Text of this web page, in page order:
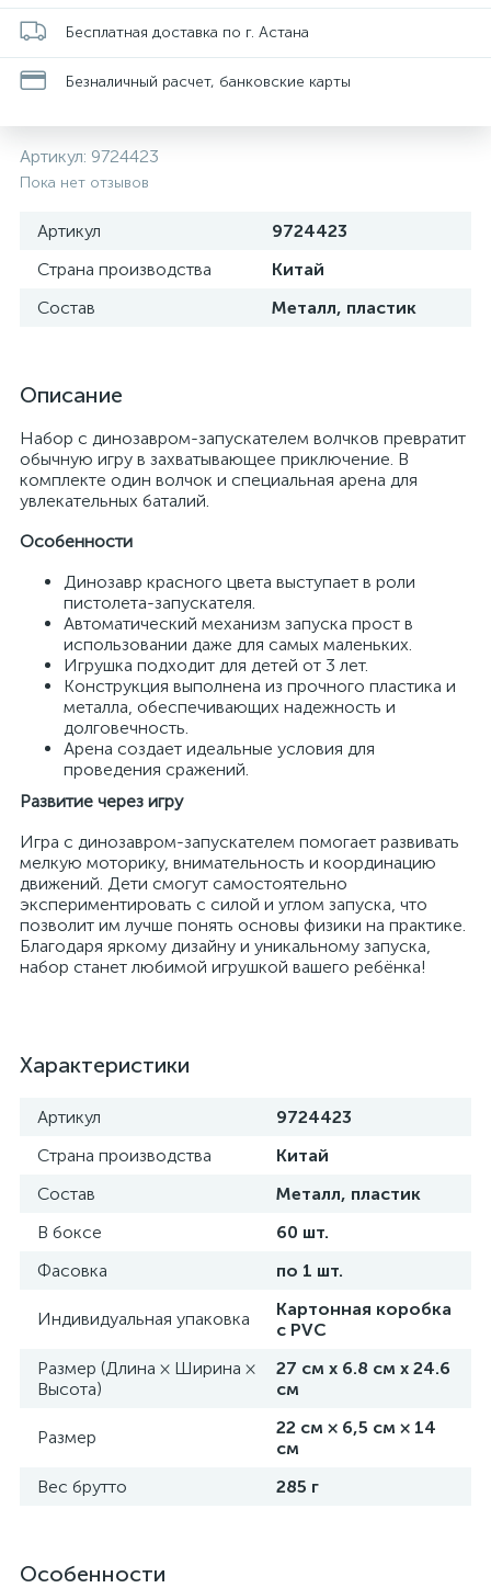
Бесплатная доставка по г. Астана
Безналичный расчет, банковские карты
Артикул: 9724423
Пока нет отзывов
Артикул
9724423
Страна производства
Китай
Состав
Металл, пластик
Описание
Набор с динозавром-запускателем волчков превратит
обычную игру в захватывающее приключение. В
комплекте один волчок и специальная арена для
увлекательных баталий.
Особенности
Динозавр красного цвета выступает в роли
пистолета-запускателя.
Автоматический механизм запуска прост в
использовании даже для самых маленьких.
Игрушка подходит для детей от 3 лет.
Конструкция выполнена из прочного пластика и
металла, обеспечивающих надежность и
долговечность.
Арена создает идеальные условия для
проведения сражений.
Развитие через игру
Игра с динозавром-запускателем помогает развивать
мелкую моторику, внимательность и координацию
движений. Дети смогут самостоятельно
экспериментировать с силой и углом запуска, что
позволит им лучше понять основы физики на практике.
Благодаря яркому дизайну и уникальному запуска,
набор станет любимой игрушкой вашего ребёнка!
Характеристики
Артикул
9724423
Страна производства
Китай
Состав
Металл, пластик
В боксе
60 шт.
Фасовка
по 1 шт.
Индивидуальная упаковка
Картонная коробка
с PVC
Размер (Длина × Ширина ×
Высота)
27 см х 6.8 см х 24.6
см
Размер
22 см × 6,5 см × 14
см
Вес брутто
285 г
Особенности